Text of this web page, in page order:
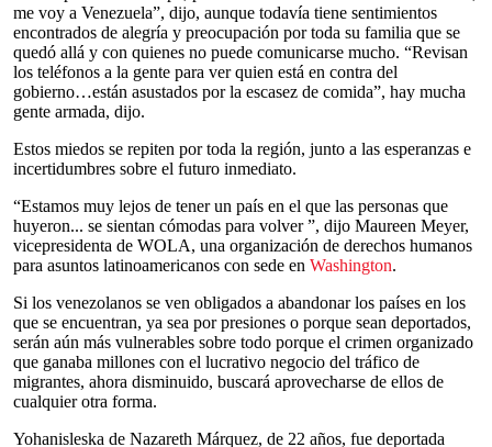
me voy a Venezuela”, dijo, aunque todavía tiene sentimientos
encontrados de alegría y preocupación por toda su familia que se
quedó allá y con quienes no puede comunicarse mucho. “Revisan
los teléfonos a la gente para ver quien está en contra del
gobierno…están asustados por la escasez de comida”, hay mucha
gente armada, dijo.
Estos miedos se repiten por toda la región, junto a las esperanzas e
incertidumbres sobre el futuro inmediato.
“Estamos muy lejos de tener un país en el que las personas que
huyeron... se sientan cómodas para volver ”, dijo Maureen Meyer,
vicepresidenta de WOLA, una organización de derechos humanos
para asuntos latinoamericanos con sede en Washington.
Si los venezolanos se ven obligados a abandonar los países en los
que se encuentran, ya sea por presiones o porque sean deportados,
serán aún más vulnerables sobre todo porque el crimen organizado
que ganaba millones con el lucrativo negocio del tráfico de
migrantes, ahora disminuido, buscará aprovecharse de ellos de
cualquier otra forma.
Yohanisleska de Nazareth Márquez, de 22 años, fue deportada